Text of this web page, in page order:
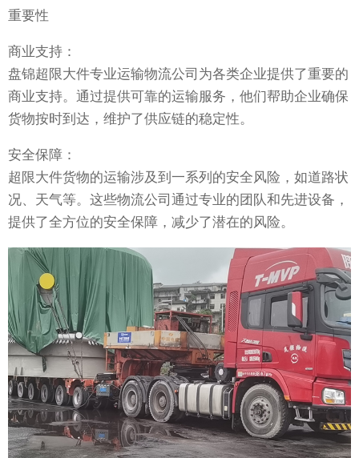
重要性
商业支持：
盘锦超限大件专业运输物流公司为各类企业提供了重要的
商业支持。通过提供可靠的运输服务，他们帮助企业确保
货物按时到达，维护了供应链的稳定性。
安全保障：
超限大件货物的运输涉及到一系列的安全风险，如道路状
况、天气等。这些物流公司通过专业的团队和先进设备，
提供了全方位的安全保障，减少了潜在的风险。